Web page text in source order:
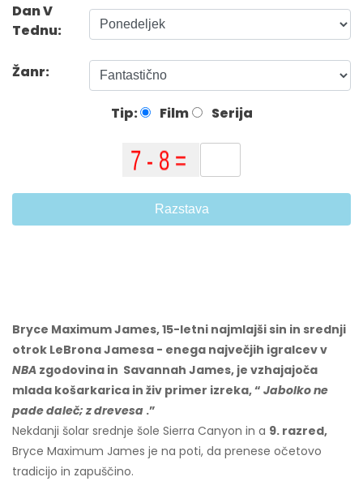
Dan V
Tednu:
Žanr:
Tip: Film Serija
Razstava
Bryce Maximum James, 15-letni najmlajši sin in srednji
otrok LeBrona Jamesa - enega največjih igralcev v
NBA zgodovina in Savannah James, je vzhajajoča
mlada košarkarica in živ primer izreka, “ Jabolko ne
pade daleč; z drevesa .”
Nekdanji šolar srednje šole Sierra Canyon in a 9. razred,
Bryce Maximum James je na poti, da prenese očetovo
tradicijo in zapuščino.